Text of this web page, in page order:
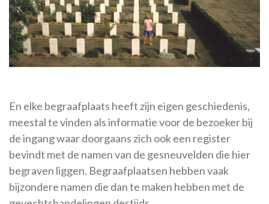
En elke begraafplaats heeft zijn eigen geschiedenis,
meestal te vinden als informatie voor de bezoeker bij
de ingang waar doorgaans zich ook een register
bevindt met de namen van de gesneuvelden die hier
begraven liggen. Begraafplaatsen hebben vaak
bijzondere namen die dan te maken hebben met de